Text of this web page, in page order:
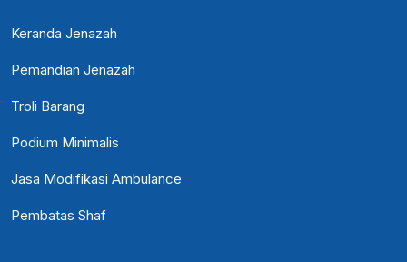
Keranda Jenazah
Pemandian Jenazah
Troli Barang
Podium Minimalis
Jasa Modifikasi Ambulance
Pembatas Shaf